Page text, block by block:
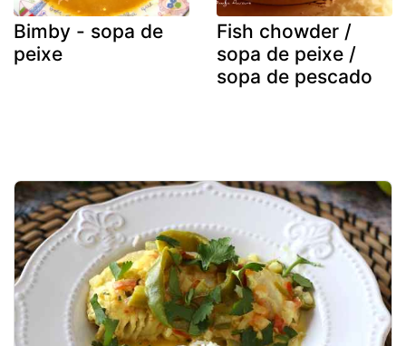
Bimby - sopa de
peixe
Fish chowder /
sopa de peixe /
sopa de pescado